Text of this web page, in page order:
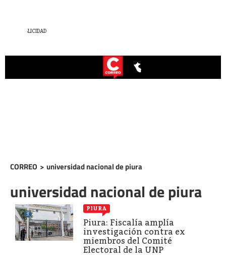
CORREO > universidad nacional de piura
universidad nacional de piura
PIURA
Piura: Fiscalía amplía
investigación contra ex
miembros del Comité
Electoral de la UNP